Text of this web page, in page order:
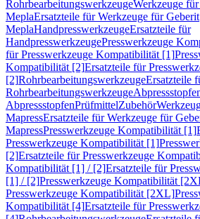
RohrbearbeitungswerkzeugeWerkzeuge
MeplaErsatzteile für Werkzeuge für Geberit
MeplaHandpresswerkzeugeErsatzteile für
HandpresswerkzeugePresswerkzeuge
für Presswerkzeuge Kompatibilität [1]
Kompatibilität [2]Ersatzteile für
[2]RohrbearbeitungswerkzeugeErsatzteile
Rohrbearbeitungswerkzeuge
AbpressstopfenPrüfmittelZubehör
MapressErsatzteile für Werkzeuge für
MapressPresswerkzeuge Kompatibilität [1]
Presswerkzeuge Kompatibilität [1]
[2]Ersatzteile für Presswerkzeuge
Kompatibilität [1] / [2]Ersatzteile für
[1] / [2]Presswerkzeuge Kompatibilität
Presswerkzeuge Kompatibilität [2XL]
Kompatibilität [4]Ersatzteile für